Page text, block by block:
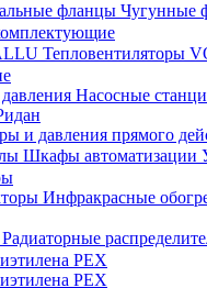
фланцы Чугунные
Тепловентиляторы
Насосные
и давления прямого
Шкафы автоматизации
Инфракрасные
Радиаторные
PEX
PEX